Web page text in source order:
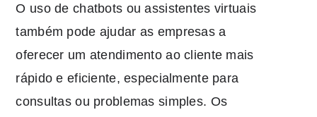
O uso de chatbots ou assistentes virtuais
também pode ajudar as empresas a
oferecer um atendimento ao cliente mais
rápido e eficiente, especialmente para
consultas ou problemas simples. Os